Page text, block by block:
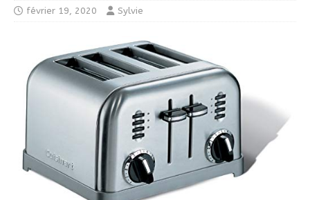
février 19, 2020 Sylvie